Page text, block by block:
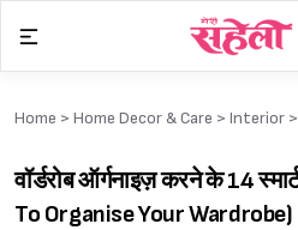
content
Home > Home Decor & Care > Interior >
वॉर्डरोब ऑर्गनाइज़ करने के 14
To Organise Your Wardrobe)